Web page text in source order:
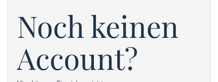
Noch keinen
Account?